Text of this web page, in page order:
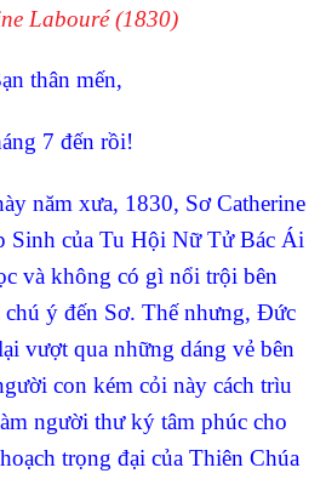
Labouré (1830)
thân mến,
7 đến rồi!
năm xưa, 1830, Sơ Catherine
Sinh của Tu Hội Nữ Tử Bác Ái
và không có gì nổi trội bên
ý đến Sơ. Thế nhưng, Đức
vượt qua những dáng vẻ bên
con kém cỏi này cách trìu
người thư ký tâm phúc cho
trọng đại của Thiên Chúa